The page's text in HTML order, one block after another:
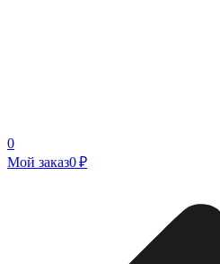
0
Мой заказ0 ₽